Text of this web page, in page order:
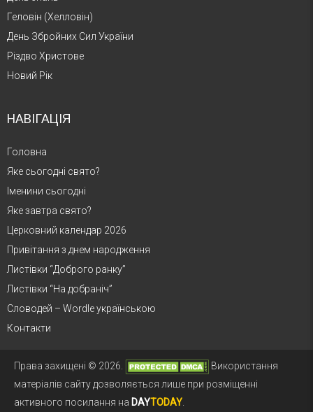
Геловін (Хелловін)
День Збройних Сил України
Різдво Христове
Новий Рік
НАВІГАЦІЯ
Головна
Яке сьогодні свято?
Іменини сьогодні
Яке завтра свято?
Церковний календар 2026
Привітання з днем народження
Листівки “Доброго ранку”
Листівки “На добраніч”
Словодей – Wordle українською
Контакти
Права захищені © 2026.
Використання
матеріалів сайту дозволяється лише при розміщенні
активного посилання на DAYTODAY